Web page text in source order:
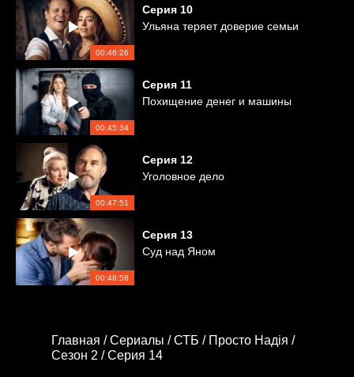
00:46:26
Серия 10
Ульяна теряет доверие семьи
00:45:34
Серия 11
Похищение денег и машины
00:47:51
Серия 12
Уголовное дело
00:48:58
Серия 13
Суд над Яном
Главная /Сериалы /СТБ / Просто Надія /
Сезон 2 /Серия 14